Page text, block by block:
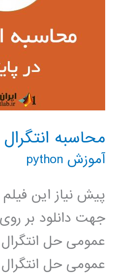
محاسبه
آموزش python
پیش نیاز این
جهت دانلود بر
عمومی حل
عمومی حل